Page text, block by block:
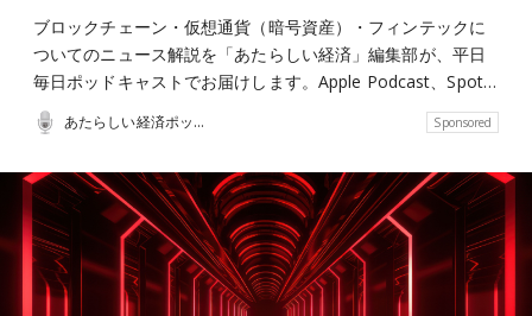
ブロックチェーン・仮想通貨（暗号資産）・フィンテックに
ついてのニュース解説を「あたらしい経済」編集部が、平日
毎日ポッドキャストでお届けします。Apple Podcast、Spot…
あたらしい経済ポッドキャスト Sponsored